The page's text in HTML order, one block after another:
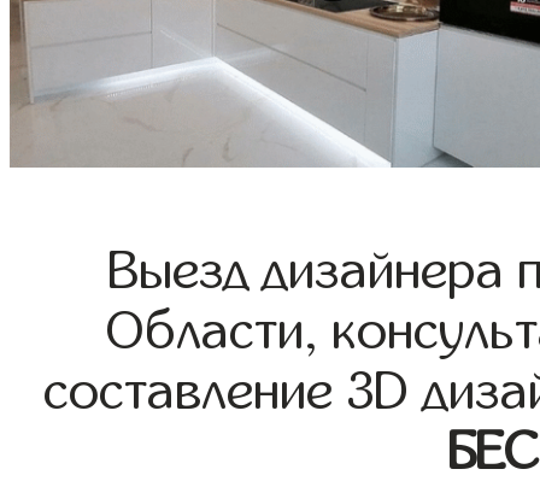
Выезд дизайнера
Области,
составление 3D